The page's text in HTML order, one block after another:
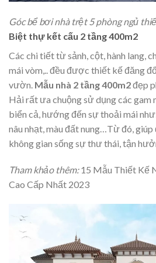
Góc bể bơi nhà trệt 5 phòng ngủ
Biệt thự kết cấu 2 tầng 400m2
Các chi tiết từ sảnh, cột, hành lang,
mái vòm,.. đều được thiết kế đăng
vườn. Mẫu nhà 2 tầng 400m2đẹp
Hải rất ưa chuộng sử dụng các gam
biển cả, hướng đến sự thoải mái
nâu nhạt, màu đất nung…Từ đó, giúp
không gian sống sự thư thái, tận
Tham khảo thêm:15 Mẫu Thiết Kế
Cao Cấp Nhất 2023